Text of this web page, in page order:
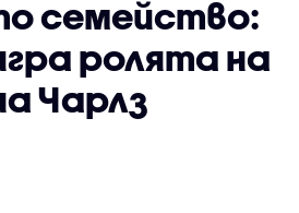
семейство:
ролята на
Чарлз